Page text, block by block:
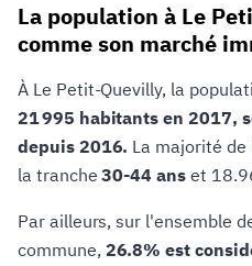
La population à Le
comme son marché
À Le Petit-Quevilly, la
21 995 habitants en 2017,
depuis 2016. La majorité de
la tranche30-44 ans et
Par ailleurs, sur l'ensemble
commune, 26.8% est